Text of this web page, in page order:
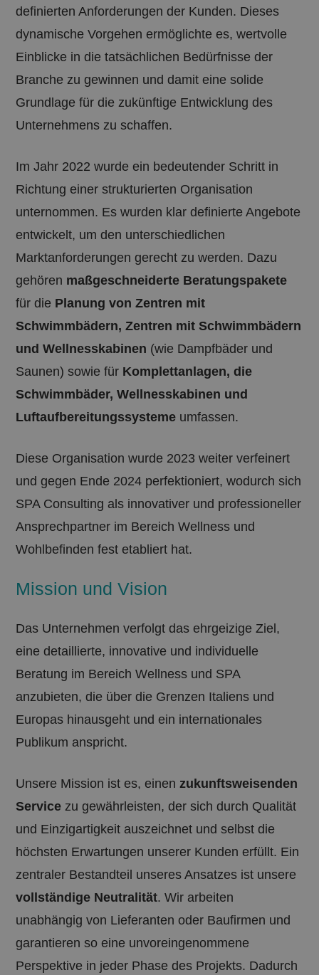
definierten Anforderungen der Kunden. Dieses
dynamische Vorgehen ermöglichte es, wertvolle
Einblicke in die tatsächlichen Bedürfnisse der
Branche zu gewinnen und damit eine solide
Grundlage für die zukünftige Entwicklung des
Unternehmens zu schaffen.
Im Jahr 2022 wurde ein bedeutender Schritt in
Richtung einer strukturierten Organisation
unternommen. Es wurden klar definierte Angebote
entwickelt, um den unterschiedlichen
Marktanforderungen gerecht zu werden. Dazu
gehören maßgeschneiderte Beratungspakete
für die Planung von Zentren mit
Schwimmbädern, Zentren mit Schwimmbädern
und Wellnesskabinen (wie Dampfbäder und
Saunen) sowie für Komplettanlagen, die
Schwimmbäder, Wellnesskabinen und
Luftaufbereitungssysteme umfassen.
Diese Organisation wurde 2023 weiter verfeinert
und gegen Ende 2024 perfektioniert, wodurch sich
SPA Consulting als innovativer und professioneller
Ansprechpartner im Bereich Wellness und
Wohlbefinden fest etabliert hat.
Mission und Vision
Das Unternehmen verfolgt das ehrgeizige Ziel,
eine detaillierte, innovative und individuelle
Beratung im Bereich Wellness und SPA
anzubieten, die über die Grenzen Italiens und
Europas hinausgeht und ein internationales
Publikum anspricht.
Unsere Mission ist es, einenzukunftsweisenden
Service zu gewährleisten, der sich durch Qualität
und Einzigartigkeit auszeichnet und selbst die
höchsten Erwartungen unserer Kunden erfüllt. Ein
zentraler Bestandteil unseres Ansatzes ist unsere
vollständige Neutralität. Wir arbeiten
unabhängig von Lieferanten oder Baufirmen und
garantieren so eine unvoreingenommene
Perspektive in jeder Phase des Projekts. Dadurch